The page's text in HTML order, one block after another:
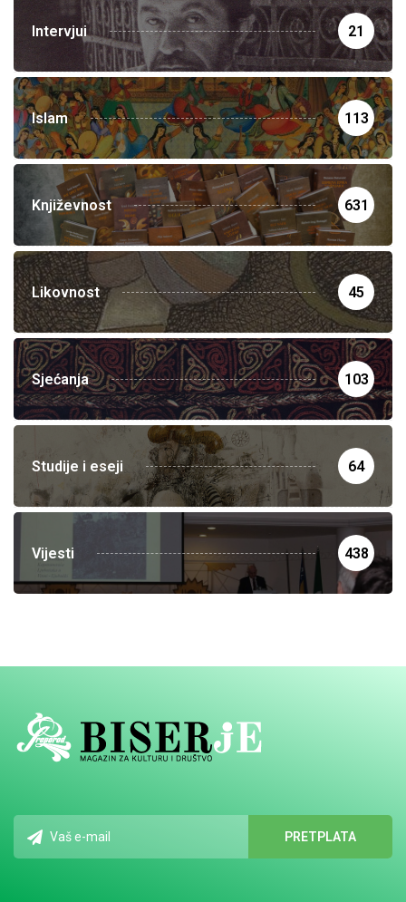
Intervjui 21
Islam 113
Književnost 631
Likovnost 45
Sjećanja 103
Studije i eseji 64
Vijesti 438